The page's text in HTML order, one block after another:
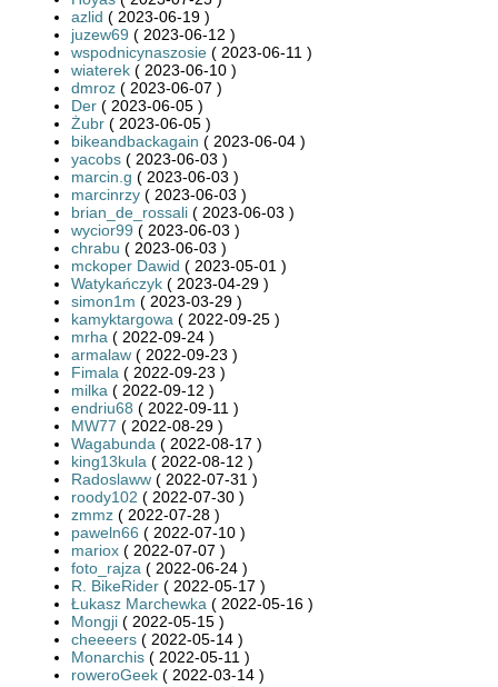
azlid ( 2023-06-19 )
juzew69 ( 2023-06-12 )
wspodnicynaszosie ( 2023-06-11 )
wiaterek ( 2023-06-10 )
dmroz ( 2023-06-07 )
Der ( 2023-06-05 )
Żubr ( 2023-06-05 )
bikeandbackagain ( 2023-06-04 )
yacobs ( 2023-06-03 )
marcin.g ( 2023-06-03 )
marcinrzy ( 2023-06-03 )
brian_de_rossali ( 2023-06-03 )
wycior99 ( 2023-06-03 )
chrabu ( 2023-06-03 )
mckoper Dawid ( 2023-05-01 )
Watykańczyk ( 2023-04-29 )
simon1m ( 2023-03-29 )
kamyktargowa ( 2022-09-25 )
mrha ( 2022-09-24 )
armalaw ( 2022-09-23 )
Fimala ( 2022-09-23 )
milka ( 2022-09-12 )
endriu68 ( 2022-09-11 )
MW77 ( 2022-08-29 )
Wagabunda ( 2022-08-17 )
king13kula ( 2022-08-12 )
Radoslaww ( 2022-07-31 )
roody102 ( 2022-07-30 )
zmmz ( 2022-07-28 )
paweln66 ( 2022-07-10 )
mariox ( 2022-07-07 )
foto_rajza ( 2022-06-24 )
R. BikeRider ( 2022-05-17 )
Łukasz Marchewka ( 2022-05-16 )
Mongji ( 2022-05-15 )
cheeeers ( 2022-05-14 )
Monarchis ( 2022-05-11 )
roweroGeek ( 2022-03-14 )